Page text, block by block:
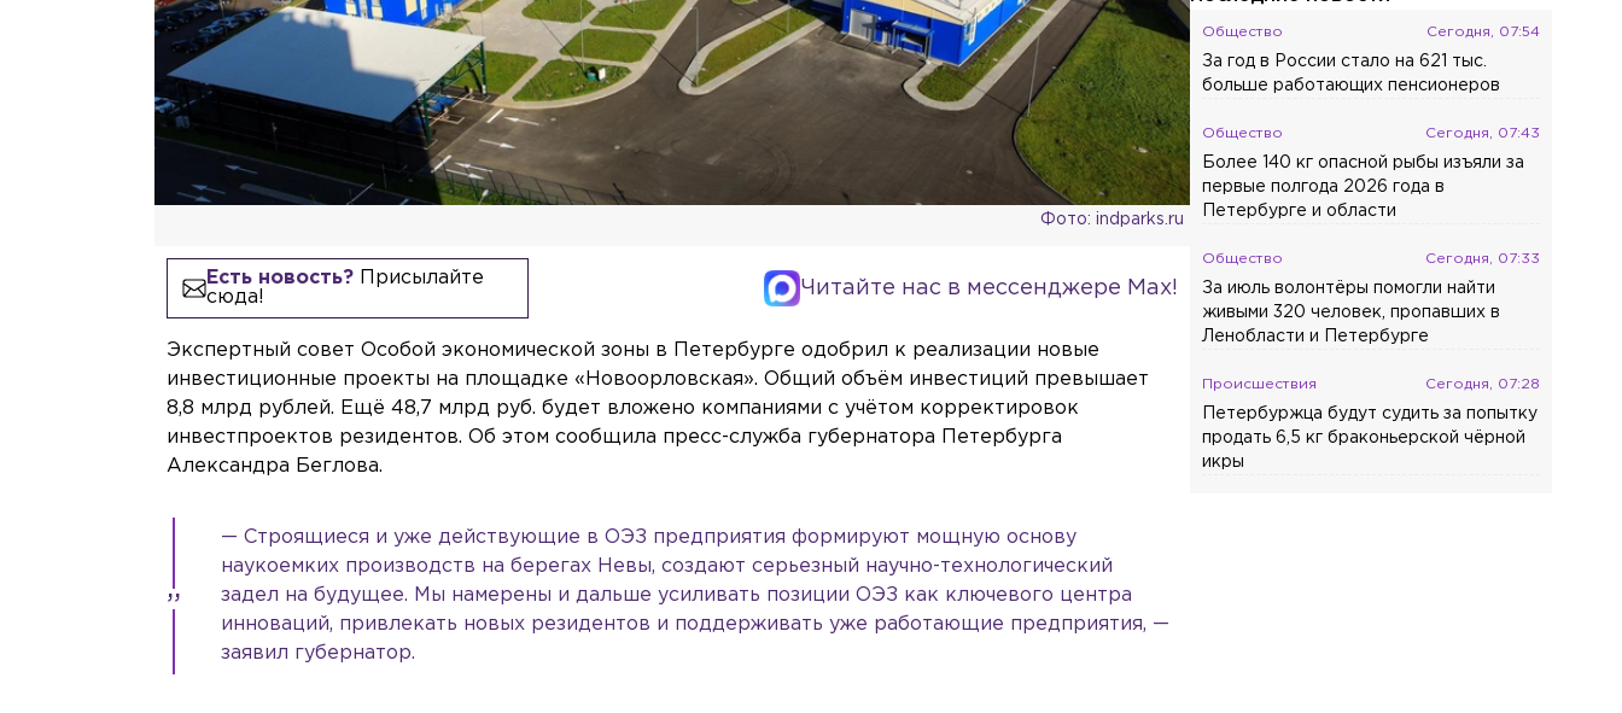
Фото: indparks.ru
Есть новость?Присылайте
сюда!
Читайте нас в мессенджере Max!
Экспертный совет Особой экономической зоны в Петербурге одобрил к реализации новые
инвестиционные проекты на площадке «Новоорловская». Общий объём инвестиций превышает
8,8 млрд рублей. Ещё 48,7 млрд руб. будет вложено компаниями с учётом корректировок
инвестпроектов резидентов. Об этом сообщила пресс-служба губернатора Петербурга
Александра Беглова.
— Строящиеся и уже действующие в ОЭЗ предприятия формируют мощную основу
наукоемких производств на берегах Невы, создают серьезный научно-технологический
задел на будущее. Мы намерены и дальше усиливать позиции ОЭЗ как ключевого центра
инноваций, привлекать новых резидентов и поддерживать уже работающие предприятия, —
заявил губернатор.
Общество Сегодня, 07:54
За год в России стало на 621 тыс.
больше работающих пенсионеров
Общество Сегодня, 07:43
Более 140 кг опасной рыбы изъяли за
первые полгода 2026 года в
Петербурге и области
Общество Сегодня, 07:33
За июль волонтёры помогли найти
живыми 320 человек, пропавших в
Ленобласти и Петербурге
Происшествия Сегодня, 07:28
Петербуржца будут судить за попытку
продать 6,5 кг браконьерской чёрной
икры